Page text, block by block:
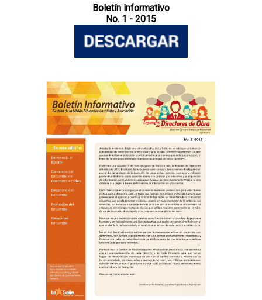
Boletín informativo
No. 1 - 2015